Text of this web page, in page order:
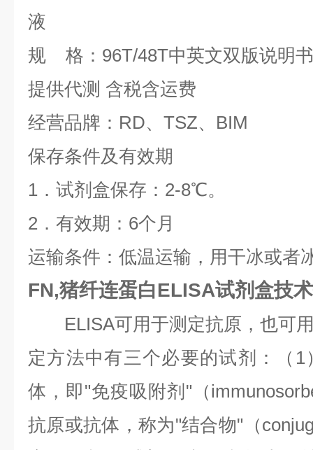
液
规 格：96T/48T中英文双版说明书
提供代测 含税含运费
经营品牌：RD、TSZ、BIM
保存条件及有效期
1．试剂盒保存：2-8℃。
2．有效期：6个月
运输条件：低温运输，用干冰或者
FN,猪纤连蛋白ELISA试剂盒技
ELISA可用于测定抗原，也可用
定方法中有三个必要的试剂：（
体，即"免疫吸附剂"（
抗原或抗体，称为"结合物"（